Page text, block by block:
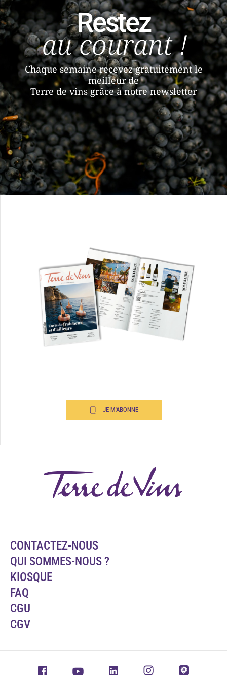
Restez
au courant !
Chaque semaine recevez gratuitement le
meilleur de
Terre de vins grâce à notre newsletter
JE M'ABONNE
CONTACTEZ-NOUS
QUI SOMMES-NOUS ?
KIOSQUE
FAQ
CGU
CGV